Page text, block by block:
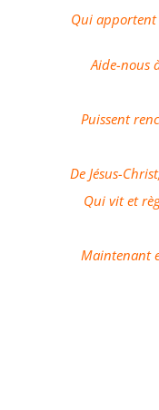
Qui apportent
Aide-nous
Puissent
De Jésus-
Qui vit et
Maintenant